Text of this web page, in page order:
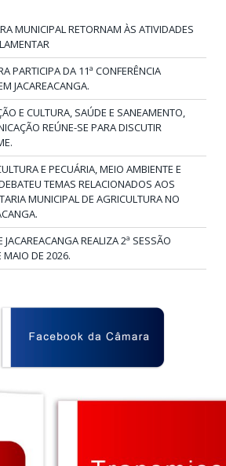
MUNICIPAL RETORNAM ÀS ATIVIDADES
PARTICIPA DA 11ª CONFERÊNCIA
JACAREACANGA.
E CULTURA, SAÚDE E SANEAMENTO,
REÚNE-SE PARA DISCUTIR
E PECUÁRIA, MEIO AMBIENTE E
TEMAS RELACIONADOS AOS
MUNICIPAL DE AGRICULTURA NO
REALIZA 2ª SESSÃO
MAIO DE 2026.